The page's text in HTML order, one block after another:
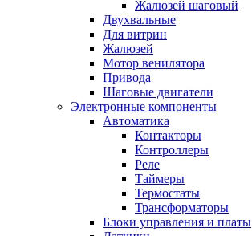
Жалюзей шаговый
Двухвальные
Для витрин
Жалюзей
Мотор венилятора
Привода
Шаговые двигатели
Электронные компоненты
Автоматика
Контакторы
Контроллеры
Реле
Таймеры
Термостаты
Трансформаторы
Блоки управления и платы